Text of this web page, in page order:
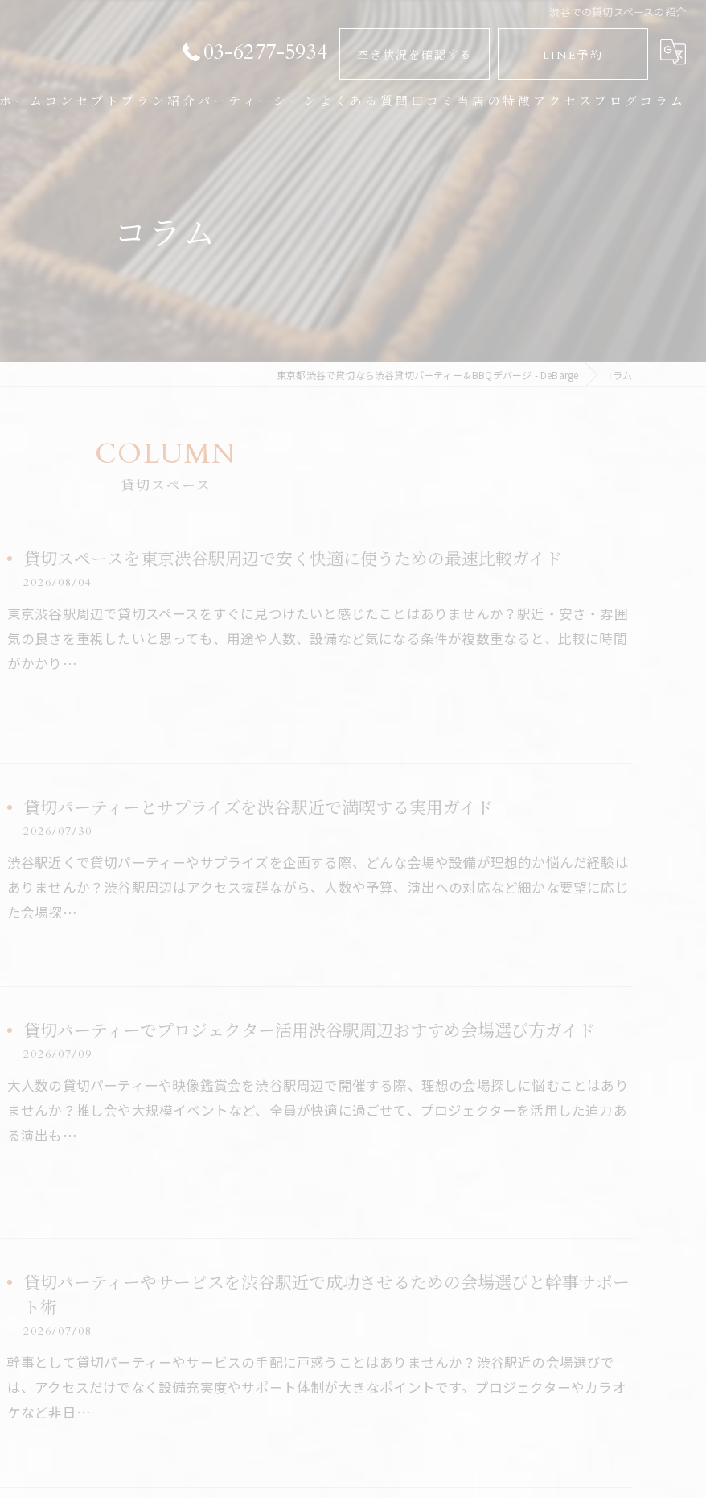
渋谷での貸切スペースの紹介
03-6277-5934 空き状況を確認する LINE予約
ホーム コンセプトプラン紹介
BBQプラン
学割プラン
オプション
パーティーシーン よくある質問 口コミ 当店の特徴 アクセス ブログ コラム
コラム
東京都渋谷で貸切なら渋谷貸切パーティー＆BBQデバージ - DeBarge コラム
COLUMN
貸切スペース
貸切スペースを東京渋谷駅周辺で安く快適に使うための最速比較ガイド
2026/08/04
東京渋谷駅周辺で貸切スペースをすぐに見つけたいと感じたことはありませんか？駅近・安さ・雰囲
気の良さを重視したいと思っても、用途や人数、設備など気になる条件が複数重なると、比較に時間
がかかり…
貸切パーティーとサプライズを渋谷駅近で満喫する実用ガイド
2026/07/30
渋谷駅近くで貸切パーティーやサプライズを企画する際、どんな会場や設備が理想的か悩んだ経験は
ありませんか？渋谷駅周辺はアクセス抜群ながら、人数や予算、演出への対応など細かな要望に応じ
た会場探…
貸切パーティーでプロジェクター活用渋谷駅周辺おすすめ会場選び方ガイド
2026/07/09
大人数の貸切パーティーや映像鑑賞会を渋谷駅周辺で開催する際、理想の会場探しに悩むことはあり
ませんか？推し会や大規模イベントなど、全員が快適に過ごせて、プロジェクターを活用した迫力あ
る演出も…
貸切パーティーやサービスを渋谷駅近で成功させるための会場選びと幹事サポー
ト術
2026/07/08
幹事として貸切パーティーやサービスの手配に戸惑うことはありませんか？渋谷駅近の会場選びで
は、アクセスだけでなく設備充実度やサポート体制が大きなポイントです。プロジェクターやカラオ
ケなど非日…